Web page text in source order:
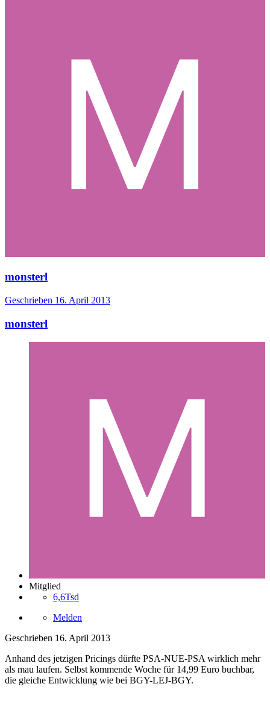
monsterl
Geschrieben 16. April 2013
monsterl
Mitglied
6,6Tsd
Melden
Geschrieben 16. April 2013
Anhand des jetzigen Pricings dürfte PSA-NUE-PSA wirklich mehr
als mau laufen. Selbst kommende Woche für 14,99 Euro buchbar,
die gleiche Entwicklung wie bei BGY-LEJ-BGY.